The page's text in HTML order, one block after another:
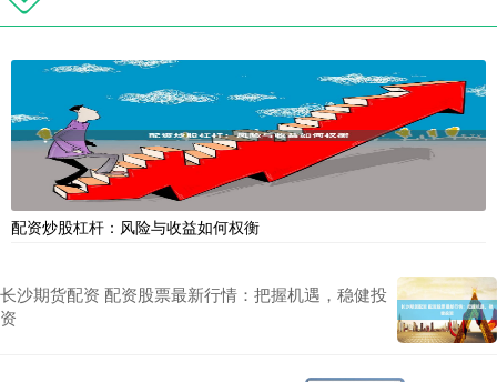
配资炒股杠杆：风险与收益如何权衡
长沙期货配资 配资股票最新行情：把握机遇，稳健投
资